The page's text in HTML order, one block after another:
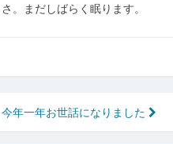
。まだしばらく眠ります。
今年一年お世話になりました